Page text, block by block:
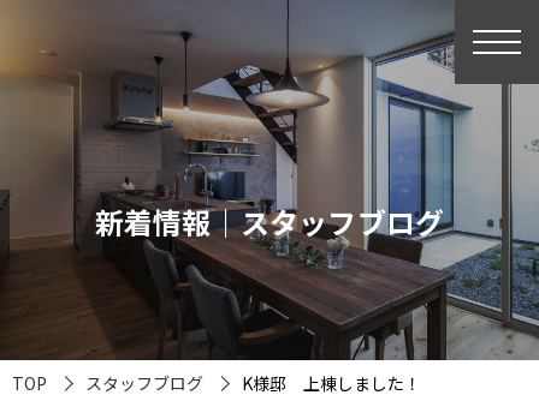
新着情報｜スタッフブログ
TOP スタッフブログ K様邸 上棟しました！